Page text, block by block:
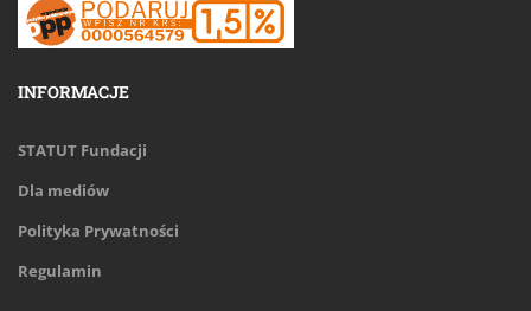
INFORMACJE
STATUT Fundacji
Dla mediów
Polityka Prywatności
Regulamin